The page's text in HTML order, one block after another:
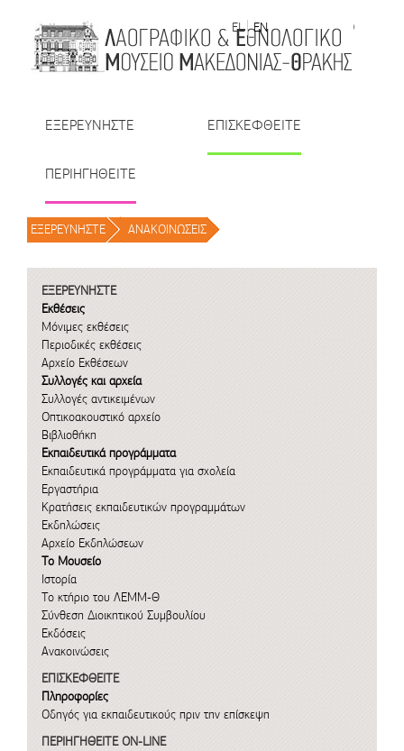
EL
EN | TR | BU | RO
ΕΞΕΡΕΥΝΗΣΤΕ ΕΠΙΣΚΕΦΘΕΙΤΕ
ΠΕΡΙΗΓΗΘΕΙΤΕ
ΕΞΕΡΕΥΝΗΣΤΕ / ΑΝΑΚΟΙΝΩΣΕΙΣ /
ΕΞΕΡΕΥΝΗΣΤΕ
Εκθέσεις
Μόνιμες εκθέσεις
Περιοδικές εκθέσεις
Αρχείο Εκθέσεων
Συλλογές και αρχεία
Συλλογές αντικειμένων
Οπτικοακουστικό αρχείο
Βιβλιοθήκη
Εκπαιδευτικά προγράμματα
Εκπαιδευτικά προγράμματα για σχολεία
Εργαστήρια
Κρατήσεις εκπαιδευτικών προγραμμάτων
Εκδηλώσεις
Αρχείο Εκδηλώσεων
Το Μουσείο
Ιστορία
Το κτήριο του ΛΕΜΜ-Θ
Σύνθεση Διοικητικού Συμβουλίου
Εκδόσεις
Ανακοινώσεις
ΕΠΙΣΚΕΦΘΕΙΤΕ
Πληροφορίες
Οδηγός για εκπαιδευτικούς πριν την επίσκεψη
ΠΕΡΙΗΓΗΘΕΙΤΕ ON-LINE